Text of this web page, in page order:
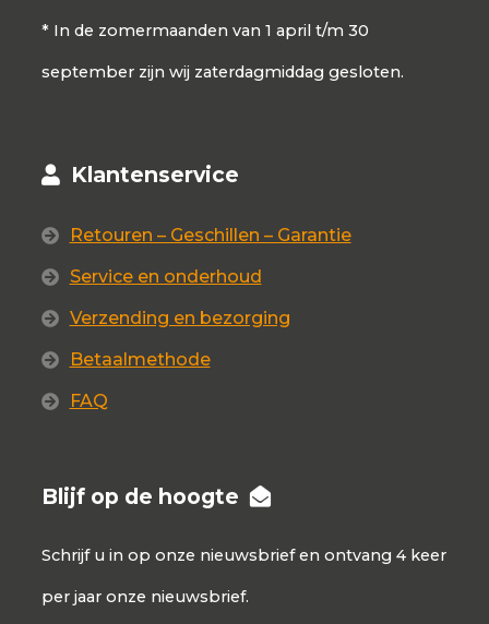
* In de zomermaanden van 1 april t/m 30
september zijn wij zaterdagmiddag gesloten.
Klantenservice
Retouren – Geschillen – Garantie
Service en onderhoud
Verzending en bezorging
Betaalmethode
FAQ
Blijf op de hoogte
Schrijf u in op onze nieuwsbrief en ontvang 4 keer
per jaar onze nieuwsbrief.